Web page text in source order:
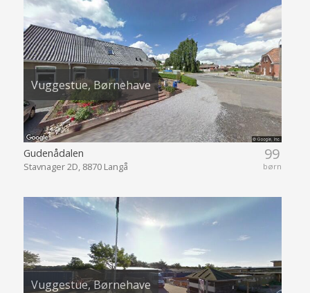
Vuggestue, Børnehave
99
børn
Gudenådalen
Stavnager 2D, 8870 Langå
Vuggestue, Børnehave